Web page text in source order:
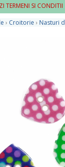
TERMENI SI CONDITII
› Croitorie › Nasturi